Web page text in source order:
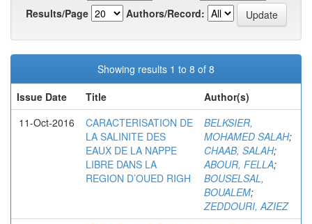
Results/Page
Authors/Record:
Showing results 1 to 8 of 8
Issue Date
Title
Author(s)
11-Oct-2016
CARACTERISATION DE
LA SALINITE DES
EAUX DE LA NAPPE
LIBRE DANS LA
REGION D’OUED RIGH
BELKSIER,
MOHAMED SALAH;
CHAAB, SALAH;
ABOUR, FELLA;
BOUSELSAL,
BOUALEM;
ZEDDOURI, AZIEZ